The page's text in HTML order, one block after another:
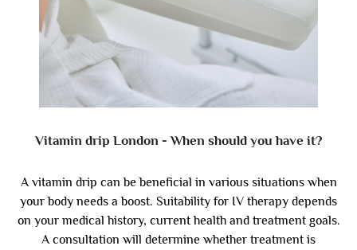
Vitamin drip London - When should you have it?
A vitamin drip can be beneficial in various situations when
your body needs a boost. Suitability for IV therapy depends
on your medical history, current health and treatment goals.
A consultation will determine whether treatment is